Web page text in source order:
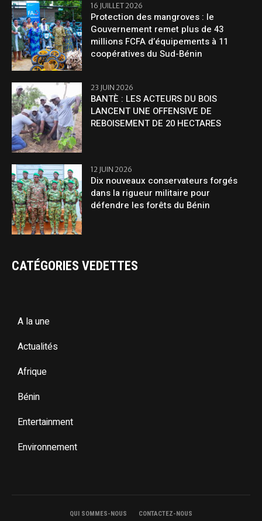
16 JUILLET 2026
Protection des mangroves : le
Gouvernement remet plus de 43
millions FCFA d’équipements à 11
coopératives du Sud-Bénin
23 JUIN 2026
BANTÈ : LES ACTEURS DU BOIS
LANCENT UNE OFFENSIVE DE
REBOISEMENT DE 20 HECTARES
12 JUIN 2026
Dix nouveaux conservateurs forgés
dans la rigueur militaire pour
défendre les forêts du Bénin
CATÉGORIES VEDETTES
A la une
Actualités
Afrique
Bénin
Entertainment
Environnement
QUI SOMMES-NOUS CONTACTEZ-NOUS